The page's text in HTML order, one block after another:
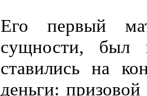
Его первый
сущности,
ставились на
деньги: